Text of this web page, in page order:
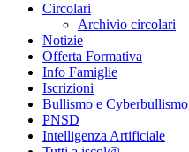
Circolari
Archivio circolari
Notizie
Offerta Formativa
Info Famiglie
Iscrizioni
Bullismo e Cyberbullismo
PNSD
Intelligenza Artificiale